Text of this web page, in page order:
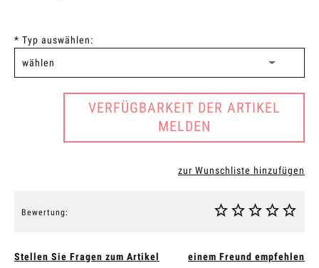
* Typ auswählen:
VERFÜGBARKEIT DER ARTIKEL
MELDEN
zur Wunschliste hinzufügen
Bewertung:
Stellen Sie Fragen zum Artikel einem Freund empfehlen